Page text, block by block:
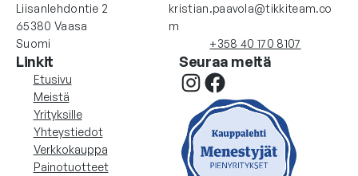
Liisanlehdontie 2
65380 Vaasa
Suomi
kristian.paavola@tikkiteam.co
m
+358 40 170 8107
Linkit
Etusivu
Meistä
Yrityksille
Yhteystiedot
Verkkokauppa
Painotuotteet
Seuraa meitä
Instagram Facebook